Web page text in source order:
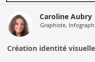
Caroline Aubry
Graphiste,
Création identité